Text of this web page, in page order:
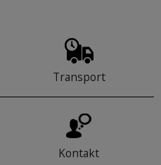
Transport
Kontakt